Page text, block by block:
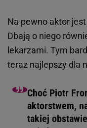
Na pewno aktor
Dbają o niego
lekarzami. Tym
teraz najlepszy dla
Choć Piotr
aktorstwem,
takiej